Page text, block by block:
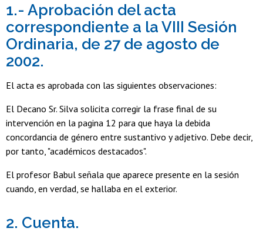
1.- Aprobación del acta
correspondiente a la VIII Sesión
Ordinaria, de 27 de agosto de
2002.
El acta es aprobada con las siguientes observaciones:
El Decano Sr. Silva solicita corregir la frase final de su
intervención en la pagina 12 para que haya la debida
concordancia de género entre sustantivo y adjetivo. Debe decir,
por tanto, "académicos destacados".
El profesor Babul señala que aparece presente en la sesión
cuando, en verdad, se hallaba en el exterior.
2. Cuenta.